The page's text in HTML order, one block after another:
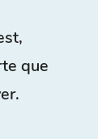
que